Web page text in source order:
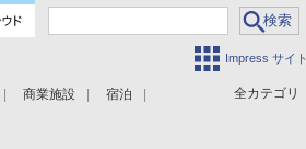
Impress サイト
全カテゴリ
商業施設 宿泊